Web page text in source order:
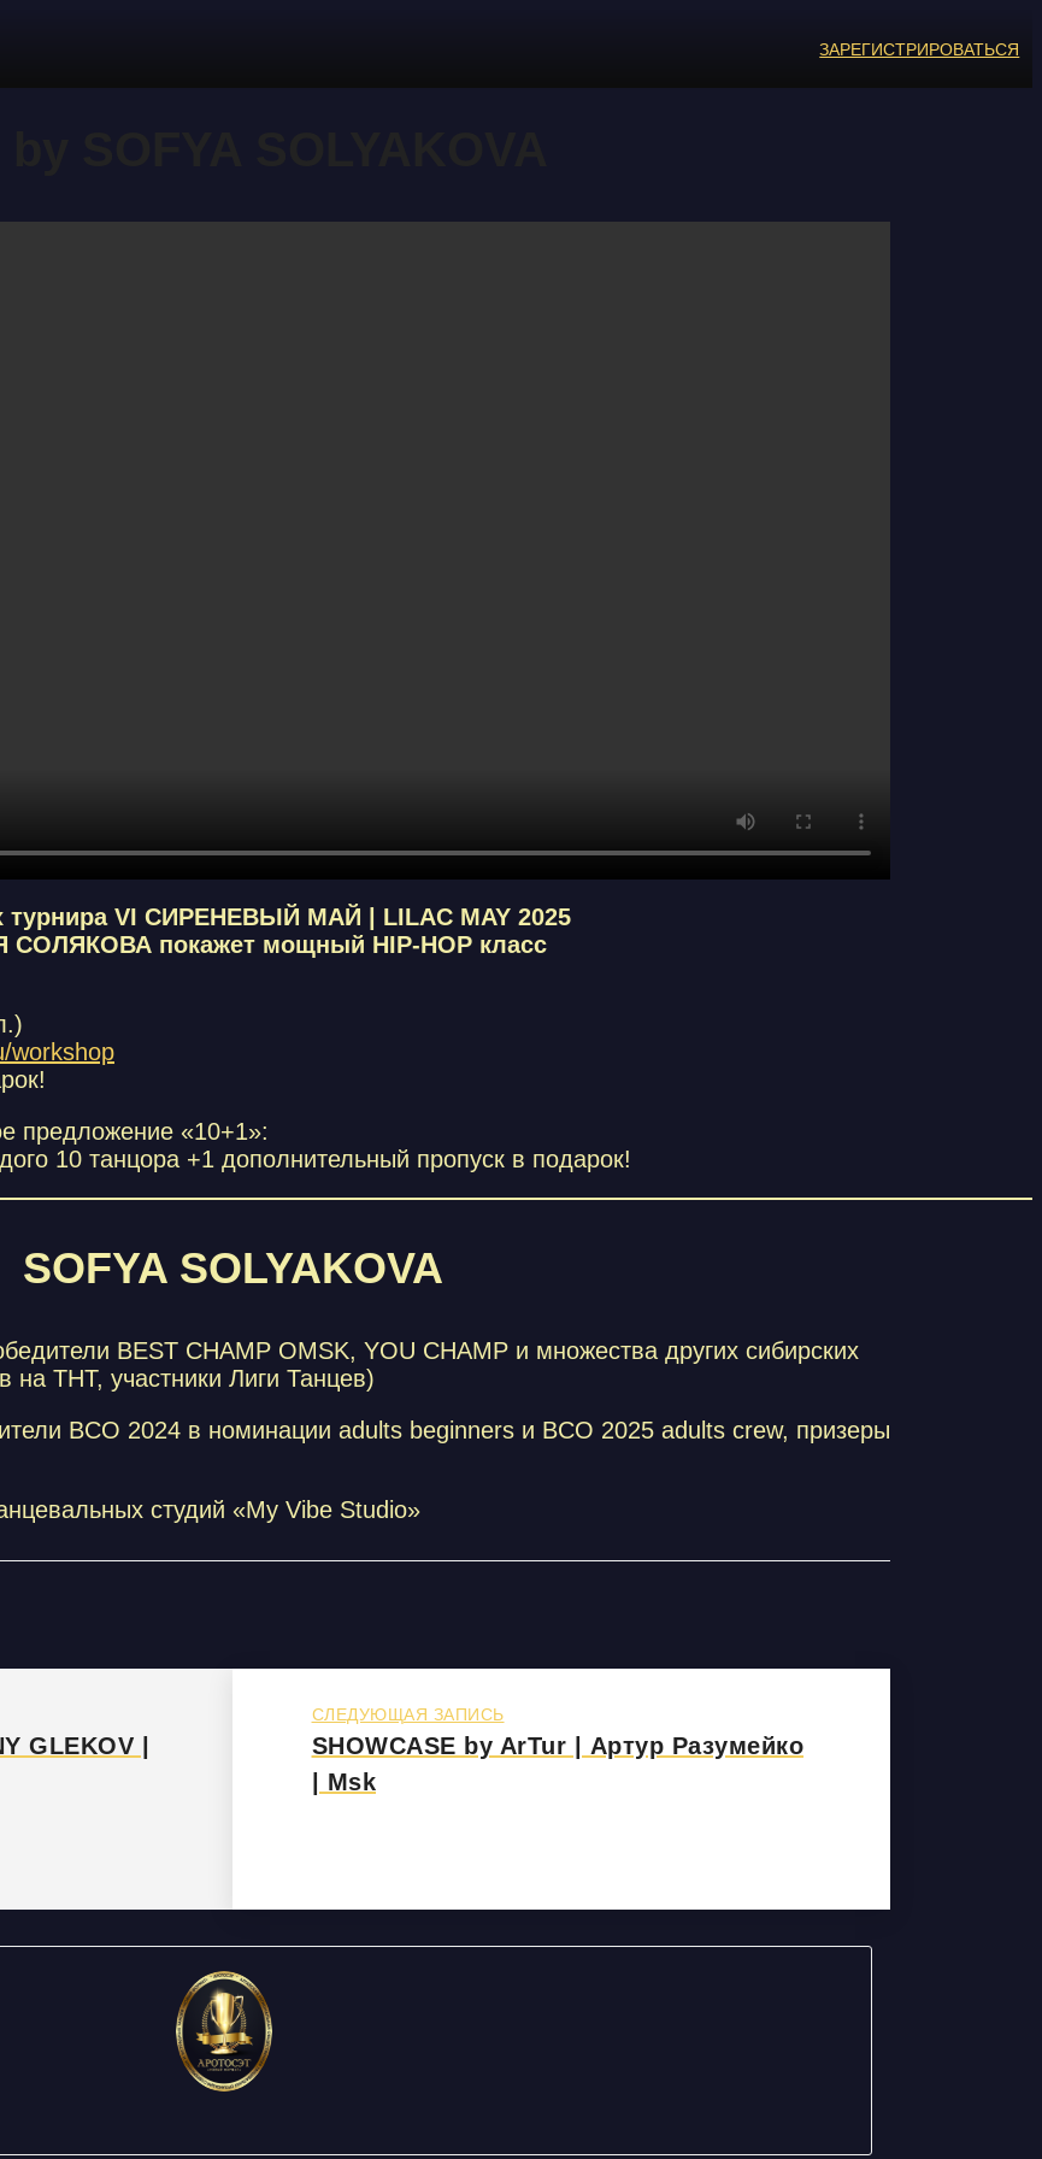
ЗАРЕГИСТРИРОВАТЬСЯ
турнира VI СИРЕНЕВЫЙ МАЙ | LILAC MAY 2025
покажет мощный HIP-HOP класс
workshop
предложение «10+1»:
10 танцора +1 дополнительный пропуск в подарок!
SOFYA SOLYAKOVA
BEST CHAMP OMSK, YOU CHAMP и множества других сибирских
на ТНТ, участники Лиги Танцев)
BCO 2024 в номинации adults beginners и BCO 2025 adults crew, призеры
студий «My Vibe Studio»
GLEKOV |
СЛЕДУЮЩАЯ ЗАПИСЬ
SHOWCASE by ArTur | Артур Разумейко
| Msk